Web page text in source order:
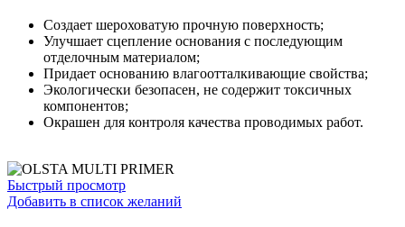
Создает шероховатую прочную поверхность;
Улучшает сцепление основания с последующим
отделочным материалом;
Придает основанию влагоотталкивающие свойства;
Экологически безопасен, не содержит токсичных
компонентов;
Окрашен для контроля качества проводимых работ.
Быстрый просмотр
Добавить в список желаний